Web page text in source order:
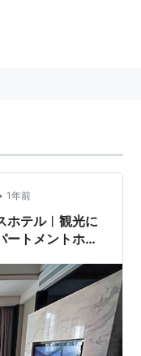
1年前
ホテル︱観光に
ートメントホテ